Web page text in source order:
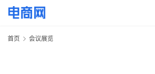
首页 会议展览